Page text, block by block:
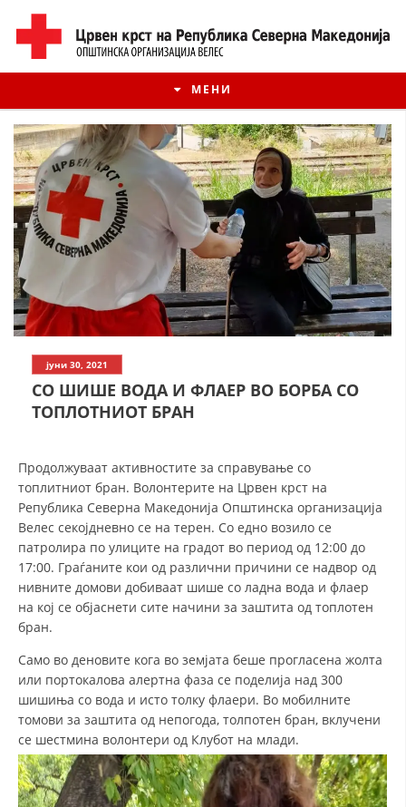
МЕНИ
ИСТОРИЈАТ НА ЦКРМ
СТРУКТУРА НА ОРГАНИЗАЦИЈАТА
ЧЛЕНСТВО ВО ПРОФЕСИОНАЛНИ ТЕЛА
ЗАКОН ЗА ЦКРМ
СТАТУТ НА ЦКРМ
ОРГАНИЗАЦИЈА И РАЗВОЈ
РАКОВОДЕН ОДБОР
СОБРАНИЕ
СТРУКТУРА И ОРГАНИЗАЦИОНА ПОСТАВЕНОСТ
јуни 30, 2021
СО ШИШЕ ВОДА И ФЛАЕР ВО БОРБА СО
ТОПЛОТНИОТ БРАН
Продолжуваат активностите за справување со
топлитниот бран. Волонтерите на Црвен крст на
Република Северна Македонија Општинска организација
Велес секојдневно се на терен. Со едно возило се
патролира по улиците на градот во период од 12:00 до
17:00. Граѓаните кои од различни причини се надвор од
нивните домови добиваат шише со ладна вода и флаер
на кој се објаснети сите начини за заштита од топлотен
бран.
Само во деновите кога во земјата беше прогласена жолта
или портокалова алертна фаза се поделија над 300
шишиња со вода и исто толку флаери. Во мобилните
томови за заштита од непогода, толпотен бран, вклучени
се шестмина волонтери од Клубот на млади.